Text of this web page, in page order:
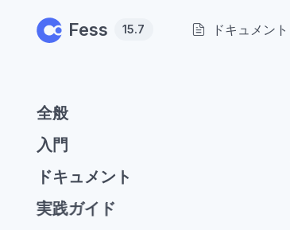
Fess 15.7 ドキュメント
全般
入門
ドキュメント
実践ガイド